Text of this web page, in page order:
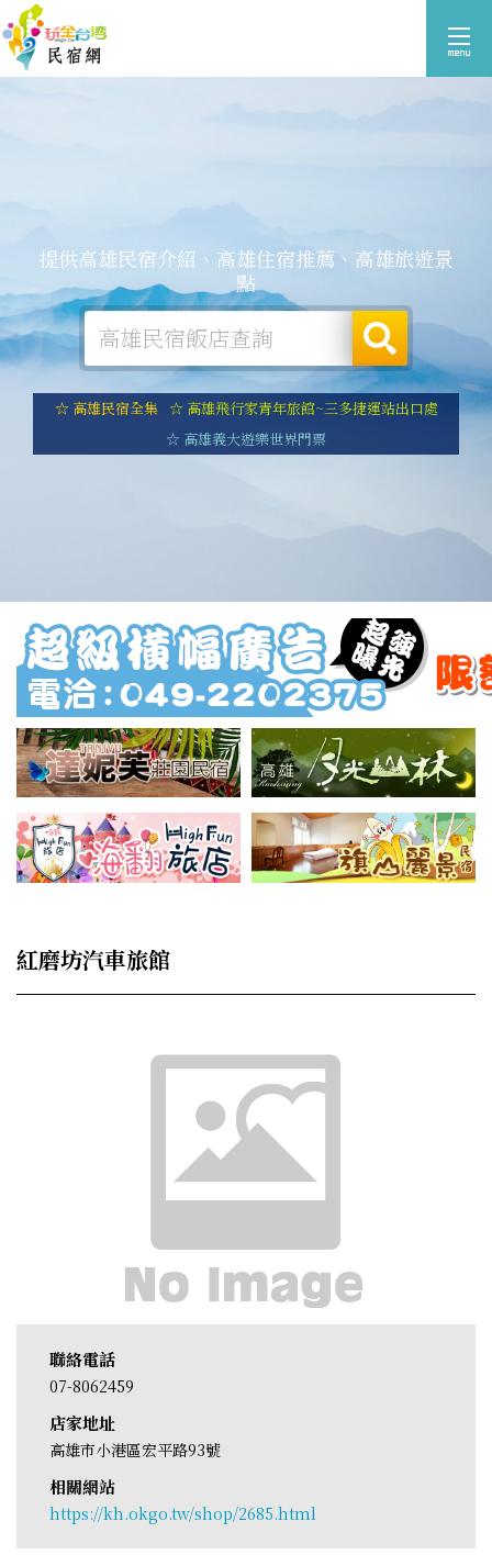
提供高雄民宿介紹、高雄住宿推薦、高雄旅遊景
點
☆ 高雄民宿全集
☆ 高雄飛行家青年旅館~三多捷運站出口處
☆ 高雄義大遊樂世界門票
紅磨坊汽車旅館
聯絡電話
07-8062459
店家地址
高雄市小港區宏平路93號
相關網站
https://kh.okgo.tw/shop/2685.html